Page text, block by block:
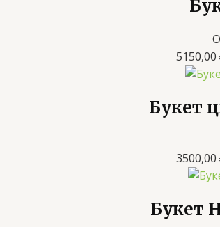
5150,00
Букет
3500,00
Букет